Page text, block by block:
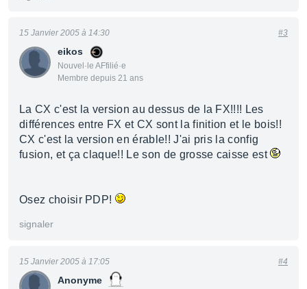
eikos
Nouvel·le AFfilié·e
Membre depuis 21 ans
15 Janvier 2005 à 14:30 #3
La CX c'est la version au dessus de la FX!!!! Les
différences entre FX et CX sont la finition et le bois!!
CX c'est la version en érable!! J'ai pris la config
fusion, et ça claque!! Le son de grosse caisse est
Osez choisir PDP!
signaler
Anonyme
15 Janvier 2005 à 17:05 #4